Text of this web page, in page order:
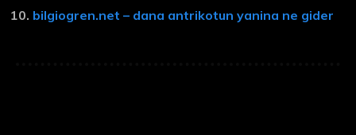
bilgiogren.net – dana antrikotun yanina ne gider